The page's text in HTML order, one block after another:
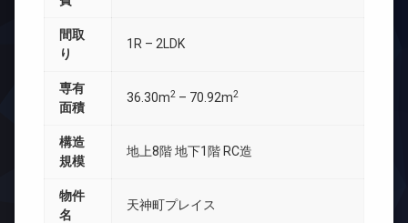
間取
り
1R – 2LDK
専有
面積
36.30m2 – 70.92m2
構造
規模
地上8階 地下1階 RC造
物件
名
天神町プレイス